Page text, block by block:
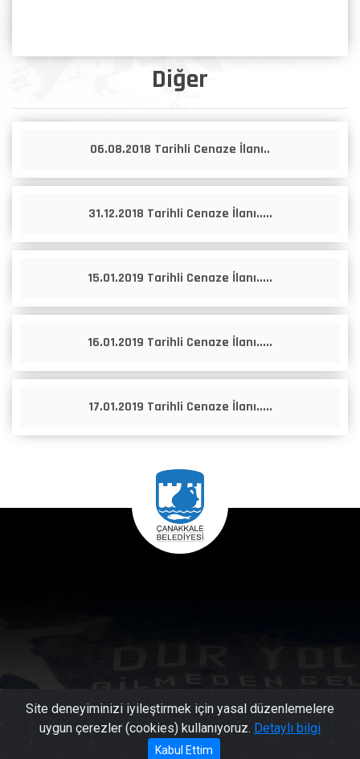
Diğer
06.08.2018 Tarihli Cenaze İlanı..
31.12.2018 Tarihli Cenaze İlanı.....
15.01.2019 Tarihli Cenaze İlanı.....
16.01.2019 Tarihli Cenaze İlanı.....
17.01.2019 Tarihli Cenaze İlanı.....
Site deneyiminizi iyileştirmek için yasal düzenlemelere
uygun çerezler (cookies) kullanıyoruz. Detaylı bilgi
Kabul Ettim